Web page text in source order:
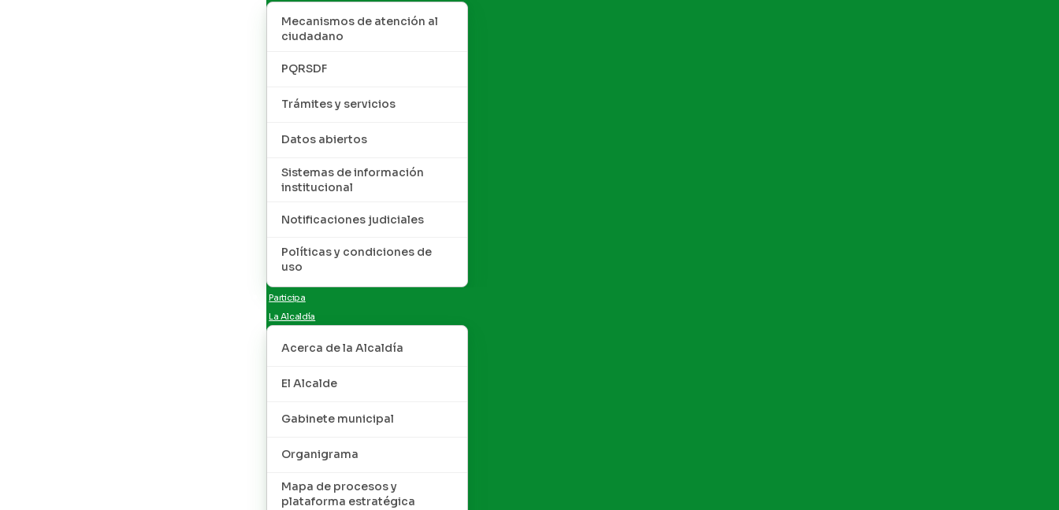
Mecanismos de atención al
ciudadano
PQRSDF
Trámites y servicios
Datos abiertos
Sistemas de información
institucional
Notificaciones judiciales
Políticas y condiciones de
uso
Participa
La Alcaldía
Acerca de la Alcaldía
El Alcalde
Gabinete municipal
Organigrama
Mapa de procesos y
plataforma estratégica